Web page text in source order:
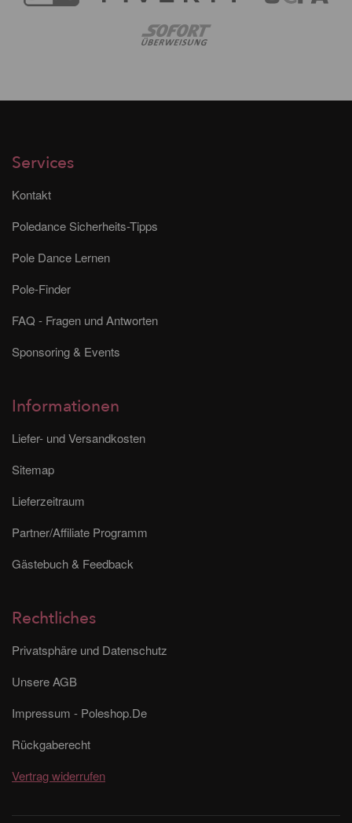
Services
Kontakt
Poledance Sicherheits-Tipps
Pole Dance Lernen
Pole-Finder
FAQ - Fragen und Antworten
Sponsoring & Events
Informationen
Liefer- und Versandkosten
Sitemap
Lieferzeitraum
Partner/Affiliate Programm
Gästebuch & Feedback
Rechtliches
Privatsphäre und Datenschutz
Unsere AGB
Impressum - Poleshop.De
Rückgaberecht
Vertrag widerrufen